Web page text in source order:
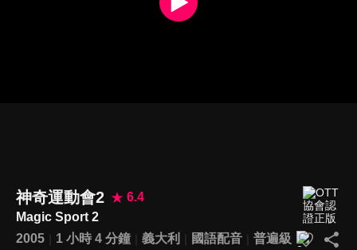
神奇運動會2
6.4
Magic Sport 2
2005
1 小時 4 分鐘 義大利 國語配音 普遍級